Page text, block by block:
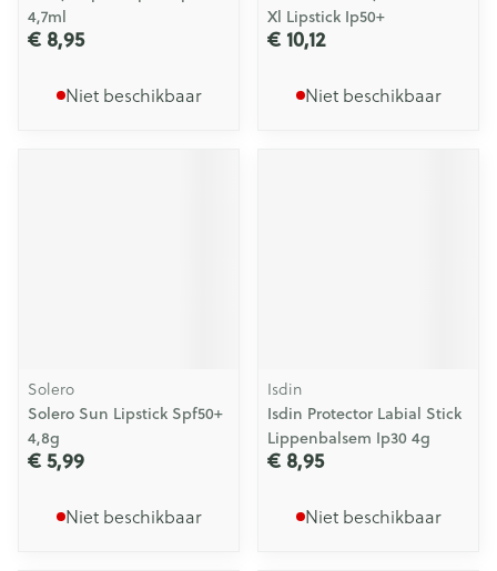
4,7ml
€ 8,95
Niet beschikbaar
Xl Lipstick Ip50+
€ 10,12
Niet beschikbaar
Solero
Solero Sun Lipstick Spf50+
4,8g
€ 5,99
Niet beschikbaar
Isdin
Isdin Protector Labial Stick
Lippenbalsem Ip30 4g
€ 8,95
Niet beschikbaar